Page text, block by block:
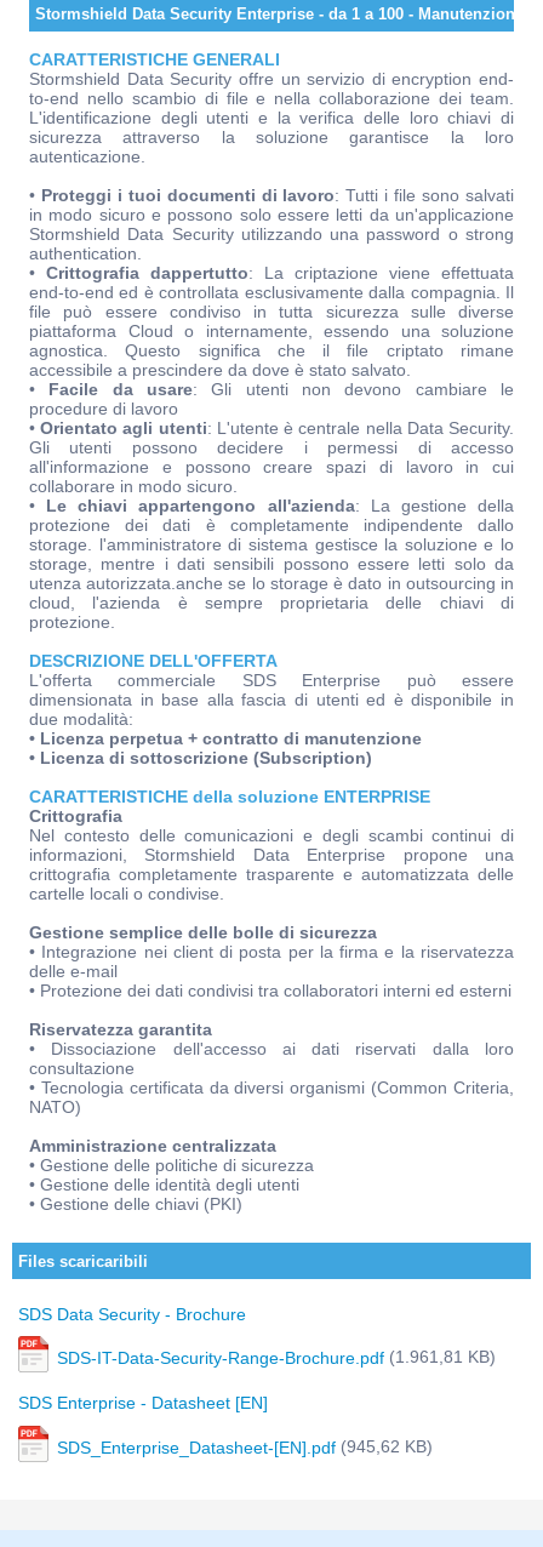
Stormshield Data Security Enterprise - da 1 a 100 - Manutenzione 5
CARATTERISTICHE GENERALI
Stormshield Data Security offre un servizio di encryption end-
to-end nello scambio di file e nella collaborazione dei team.
L'identificazione degli utenti e la verifica delle loro chiavi di
sicurezza attraverso la soluzione garantisce la loro
autenticazione.
• Proteggi i tuoi documenti di lavoro: Tutti i file sono salvati
in modo sicuro e possono solo essere letti da un'applicazione
Stormshield Data Security utilizzando una password o strong
authentication.
• Crittografia dappertutto: La criptazione viene effettuata
end-to-end ed è controllata esclusivamente dalla compagnia. Il
file può essere condiviso in tutta sicurezza sulle diverse
piattaforma Cloud o internamente, essendo una soluzione
agnostica. Questo significa che il file criptato rimane
accessibile a prescindere da dove è stato salvato.
• Facile da usare: Gli utenti non devono cambiare le
procedure di lavoro
•Orientato agli utenti: L'utente è centrale nella Data Security.
Gli utenti possono decidere i permessi di accesso
all'informazione e possono creare spazi di lavoro in cui
collaborare in modo sicuro.
• Le chiavi appartengono all'azienda: La gestione della
protezione dei dati è completamente indipendente dallo
storage. l'amministratore di sistema gestisce la soluzione e lo
storage, mentre i dati sensibili possono essere letti solo da
utenza autorizzata.anche se lo storage è dato in outsourcing in
cloud, l'azienda è sempre proprietaria delle chiavi di
protezione.
DESCRIZIONE DELL'OFFERTA
L'offerta commerciale SDS Enterprise può essere
dimensionata in base alla fascia di utenti ed è disponibile in
due modalità:
• Licenza perpetua + contratto di manutenzione
• Licenza di sottoscrizione (Subscription)
CARATTERISTICHE della soluzione ENTERPRISE
Crittografia
Nel contesto delle comunicazioni e degli scambi continui di
informazioni, Stormshield Data Enterprise propone una
crittografia completamente trasparente e automatizzata delle
cartelle locali o condivise.
Gestione semplice delle bolle di sicurezza
• Integrazione nei client di posta per la firma e la riservatezza
delle e-mail
• Protezione dei dati condivisi tra collaboratori interni ed esterni
Riservatezza garantita
• Dissociazione dell'accesso ai dati riservati dalla loro
consultazione
• Tecnologia certificata da diversi organismi (Common Criteria,
NATO)
Amministrazione centralizzata
• Gestione delle politiche di sicurezza
• Gestione delle identità degli utenti
• Gestione delle chiavi (PKI)
Files scaricaribili
SDS Data Security - Brochure
SDS-IT-Data-Security-Range-Brochure.pdf (1.961,81 KB)
SDS Enterprise - Datasheet [EN]
SDS_Enterprise_Datasheet-[EN].pdf (945,62 KB)